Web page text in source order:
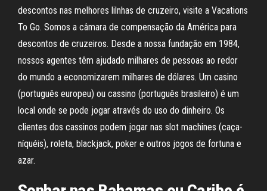
descontos nas melhores lilnhas de cruzeiro, visite a Vacations
To Go. Somos a câmara de compensação da América para
descontos de cruzeiros. Desde a nossa fundação em 1984,
nossos agentes têm ajudado milhares de pessoas ao redor
do mundo a economizarem milhares de dólares. Um casino
(português europeu) ou cassino (português brasileiro) é um
local onde se pode jogar através do uso do dinheiro. Os
clientes dos cassinos podem jogar nas slot machines (caça-
níquéis), roleta, blackjack, poker e outros jogos de fortuna e
azar.